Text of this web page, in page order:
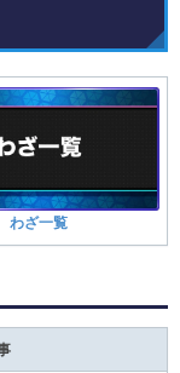
わざ一覧